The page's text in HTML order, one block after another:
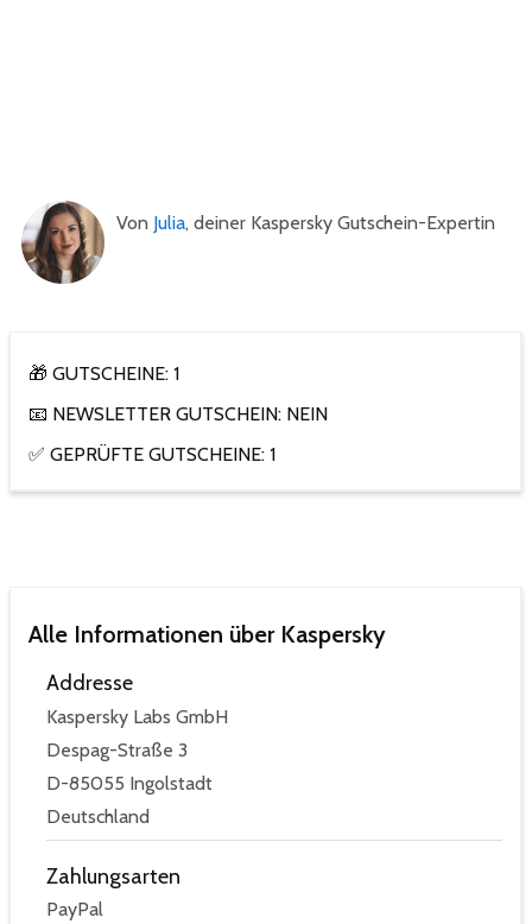
Von Julia, deiner Kaspersky Gutschein-Expertin
🎁 GUTSCHEINE: 1
📧 NEWSLETTER GUTSCHEIN: NEIN
✅ GEPRÜFTE GUTSCHEINE: 1
Alle Informationen über Kaspersky
Addresse
Kaspersky Labs GmbH
Despag-Straße 3
D-85055 Ingolstadt
Deutschland
Zahlungsarten
PayPal